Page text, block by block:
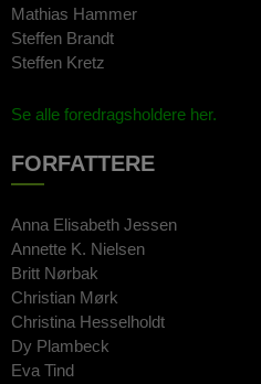
Mathias Hammer
Steffen Brandt
Steffen Kretz
Se alle foredragsholdere her.
FORFATTERE
Anna Elisabeth Jessen
Annette K. Nielsen
Britt Nørbak
Christian Mørk
Christina Hesselholdt
Dy Plambeck
Eva Tind